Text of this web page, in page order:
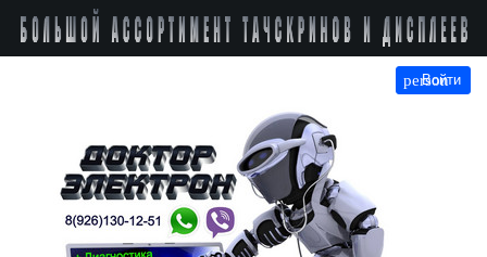
person
Войти